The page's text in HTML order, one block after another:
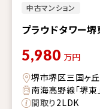
中古マンション
プラウドタワー堺
5,980 万円
堺市堺区三国ヶ
南海高野線「堺
間取り2LDK